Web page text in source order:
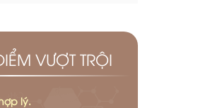
VƯỢT TRỘI
lý.